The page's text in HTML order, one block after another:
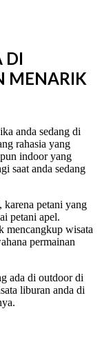
DI
MENARIK
anda sedang di
rahasia yang
indoor yang
saat anda sedang
karena petani yang
petani apel.
mencangkup wisata
permainan
ada di outdoor di
liburan anda di